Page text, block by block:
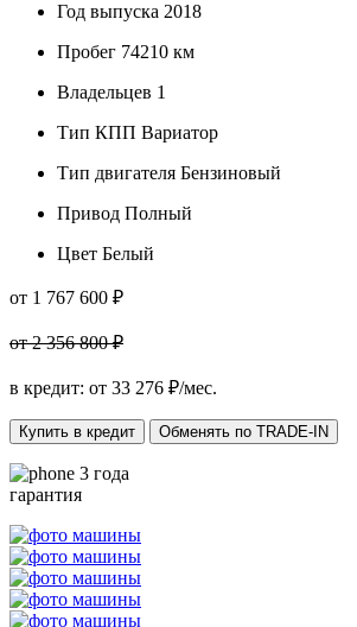
Год выпуска 2018
Пробег 74210 км
Владельцев 1
Тип КПП Вариатор
Тип двигателя Бензиновый
Привод Полный
Цвет Белый
от 1 767 600 ₽
от 2 356 800 ₽
в кредит: от 33 276 ₽/мес.
Купить в кредит Обменять по TRADE-IN
3 года
гарантия